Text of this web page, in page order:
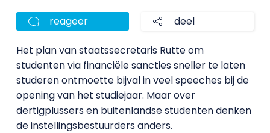
reageer deel
Het plan van staatssecretaris Rutte om
studenten via financiële sancties sneller te laten
studeren ontmoette bijval in veel speeches bij de
opening van het studiejaar. Maar over
dertigplussers en buitenlandse studenten denken
de instellingsbestuurders anders.